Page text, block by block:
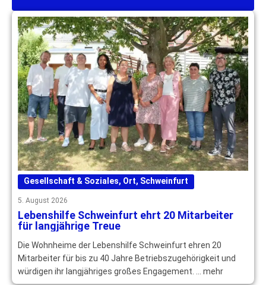
Gesellschaft & Soziales, Ort, Schweinfurt
5. August 2026
Lebenshilfe Schweinfurt ehrt 20 Mitarbeiter
für langjährige Treue
Die Wohnheime der Lebenshilfe Schweinfurt ehren 20
Mitarbeiter für bis zu 40 Jahre Betriebszugehörigkeit und
würdigen ihr langjähriges großes Engagement. … mehr